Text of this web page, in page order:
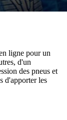
ligne pour un
d'un
des pneus et
d'apporter les